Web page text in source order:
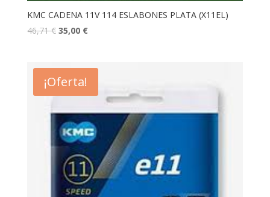
KMC CADENA 11V 114 ESLABONES PLATA (X11EL)
46,71€ 35,00 €
¡Oferta!